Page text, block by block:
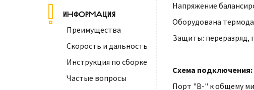
ИНФОРМАЦИЯ
Преимущества
Скорость и дальность
Инструкция по сборке
Частые вопросы
Напряжение
Оборудована
Защиты: переразряд,
Схема подключения:
Порт "B-" к общему